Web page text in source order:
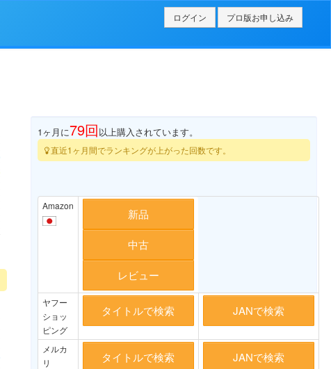
ログイン プロ版お申し込み
1ヶ月に79回以上購入されています。
直近1ヶ月間でランキングが上がった回数です。
Amazon
新品
中古
レビュー
ヤフー
ショッ
ピング
タイトルで検索 JANで検索
メルカ
リ
タイトルで検索 JANで検索